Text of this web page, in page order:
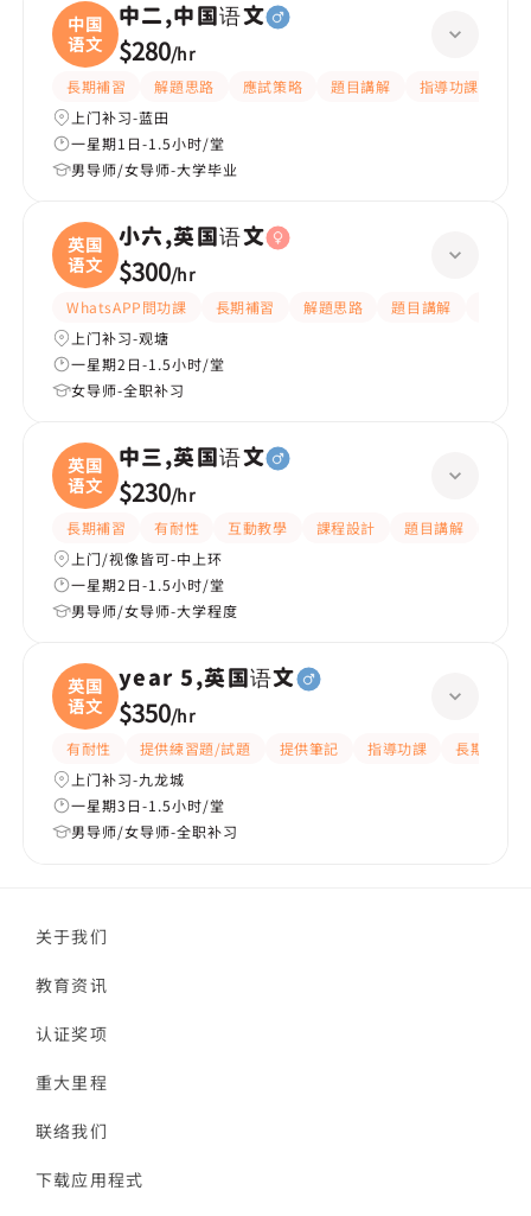
中国
语文
中二,中国语文
$280/hr
長期補習 解題思路 應試策略 題目講解 指導功課
上门补习-蓝田
一星期1日-1.5小时/堂
男导师/女导师-大学毕业
英国
语文
小六,英国语文
$300/hr
WhatsAPP問功課 長期補習 解題思路 題目講解
上门补习-观塘
一星期2日-1.5小时/堂
女导师-全职补习
英国
语文
中三,英国语文
$230/hr
長期補習 有耐性 互動教學 課程設計 題目講解
上门/视像皆可-中上环
一星期2日-1.5小时/堂
男导师/女导师-大学程度
英国
语文
year 5,英国语文
$350/hr
有耐性 提供練習題/試題 提供筆記 指導功課
長期補習
上门补习-九龙城
一星期3日-1.5小时/堂
男导师/女导师-全职补习
关于我们
教育资讯
认证奖项
重大里程
联络我们
下载应用程式